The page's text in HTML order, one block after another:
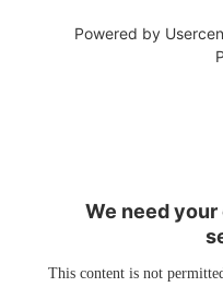
Powered by
We need
This content is not